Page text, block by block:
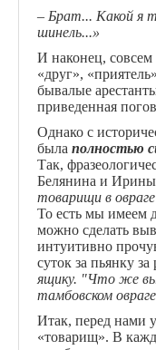
– Брат... Какой я
шинель...»
И наконец, совсем
«друг»,
бывалые
приведенная
Однако с
была полностью
Так,
Белянина и Ирины
товарищи в
То есть мы имеем
можно сделать
интуитивно
суток за пьянку
ящику. "Что же
тамбовском овраге
Итак, перед нами
«товарищ». В